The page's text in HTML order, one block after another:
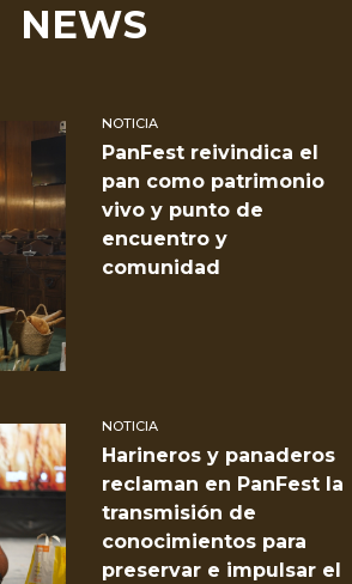
NEWS
NOTICIA
PanFest reivindica el
pan como patrimonio
vivo y punto de
encuentro y
comunidad
NOTICIA
Harineros y panaderos
reclaman en PanFest la
transmisión de
conocimientos para
preservar e impulsar el